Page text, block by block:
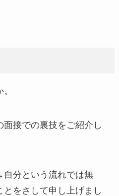
接での裏技をご紹介し
分という流れでは無
とをさして申し上げまし